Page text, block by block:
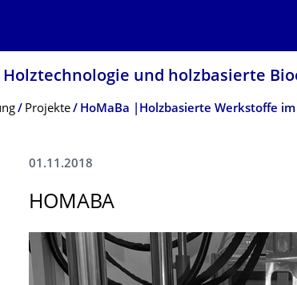
und holzbasierte
Projekte HoMaBa |Holzbasierte Werkstoffe
01.11.2018
HOMABA